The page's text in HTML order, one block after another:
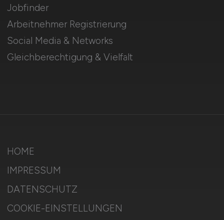
Jobfinder
Arbeitnehmer Registrierung
Social Media & Networks
Gleichberechtigung & Vielfalt
HOME
IMPRESSUM
DATENSCHUTZ
COOKIE-EINSTELLUNGEN